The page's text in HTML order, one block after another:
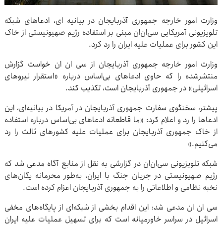
وزارت امور خارجه جمهوری آذربایجان در بیانیه ای، ادعاهای شبکه
تلویزیونی آمریکایی سی‌ان‌ان مبنی بر استفاده رژیم صهیونیستی از خاک
این کشور برای عملیات علیه ایران را رد کرد.
وزارت امور خارجه جمهوری آذربایجان از سی ان ان خواست گزارش
منتشرشده را که حاوی ادعاهای بی‌اساس درباره «استقرار نیروهای
اسرائیلی» در جمهوری آذربایجان است، تکذیب کند.
پیشتر، سخنگوی سفارت جمهوری آذربایجان در آمریکا در بیانیه‌ای، این
ادعاها را رد و اعلام کرد: «ما قاطعانه ادعاهای بی‌اساس درباره استفاده
از خاک جمهوری آذربایجان برای عملیات علیه کشورهای ثالث را رد
می‌کنیم.»
شبکه تلویزیونی سی‌ان‌ان در گزارشی به نقل از منابع آگاه مدعی شد که
رژیم صهیونیستی در جریان جنگ با ایران، به‌طور محرمانه یگان‌های
نخبه نظامی و اطلاعاتی را به جمهوری آذربایجان اعزام کرده است.
سی ان ان مدعی شد: این اقدام بخشی از شبکه‌ای از پایگاه‌های مخفی
اسرائیل در سراسر خاورمیانه است که برای تسهیل عملیات علیه ایران